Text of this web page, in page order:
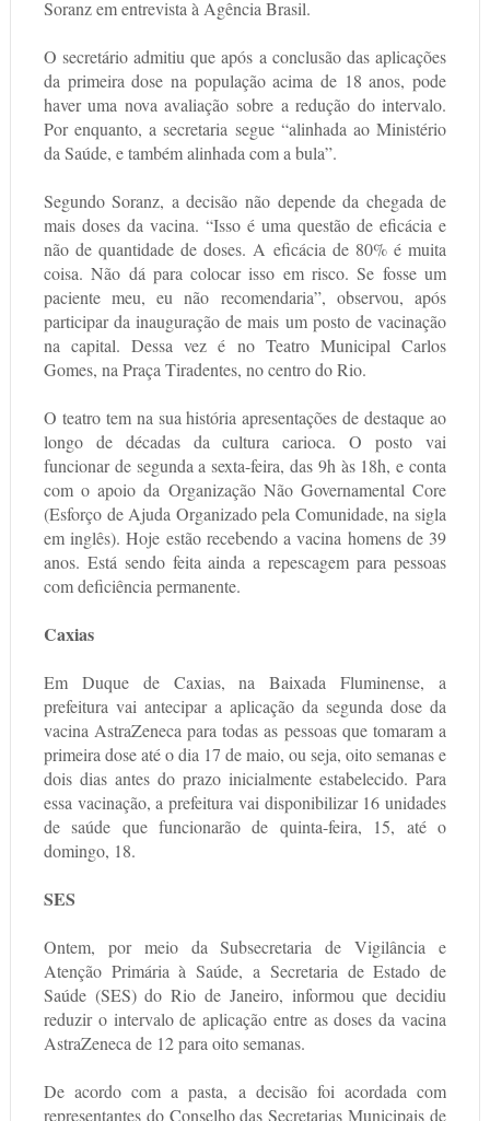
Soranz em entrevista à Agência Brasil.
O secretário admitiu que após a conclusão das aplicações
da primeira dose na população acima de 18 anos, pode
haver uma nova avaliação sobre a redução do intervalo.
Por enquanto, a secretaria segue “alinhada ao Ministério
da Saúde, e também alinhada com a bula”.
Segundo Soranz, a decisão não depende da chegada de
mais doses da vacina. “Isso é uma questão de eficácia e
não de quantidade de doses. A eficácia de 80% é muita
coisa. Não dá para colocar isso em risco. Se fosse um
paciente meu, eu não recomendaria”, observou, após
participar da inauguração de mais um posto de vacinação
na capital. Dessa vez é no Teatro Municipal Carlos
Gomes, na Praça Tiradentes, no centro do Rio.
O teatro tem na sua história apresentações de destaque ao
longo de décadas da cultura carioca. O posto vai
funcionar de segunda a sexta-feira, das 9h às 18h, e conta
com o apoio da Organização Não Governamental Core
(Esforço de Ajuda Organizado pela Comunidade, na sigla
em inglês). Hoje estão recebendo a vacina homens de 39
anos. Está sendo feita ainda a repescagem para pessoas
com deficiência permanente.
Caxias
Em Duque de Caxias, na Baixada Fluminense, a
prefeitura vai antecipar a aplicação da segunda dose da
vacina AstraZeneca para todas as pessoas que tomaram a
primeira dose até o dia 17 de maio, ou seja, oito semanas e
dois dias antes do prazo inicialmente estabelecido. Para
essa vacinação, a prefeitura vai disponibilizar 16 unidades
de saúde que funcionarão de quinta-feira, 15, até o
domingo, 18.
SES
Ontem, por meio da Subsecretaria de Vigilância e
Atenção Primária à Saúde, a Secretaria de Estado de
Saúde (SES) do Rio de Janeiro, informou que decidiu
reduzir o intervalo de aplicação entre as doses da vacina
AstraZeneca de 12 para oito semanas.
De acordo com a pasta, a decisão foi acordada com
representantes do Conselho das Secretarias Municipais de